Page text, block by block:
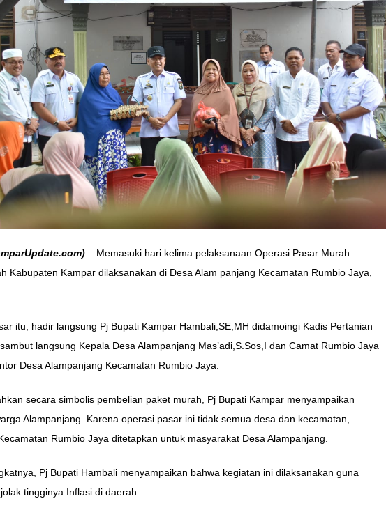
– Memasuki hari kelima pelaksanaan Operasi Pasar Murah
Kabupaten Kampar dilaksanakan di Desa Alam panjang Kecamatan Rumbio Jaya,
itu, hadir langsung Pj Bupati Kampar Hambali,SE,MH didamoingi Kadis Pertanian
langsung Kepala Desa Alampanjang Mas’adi,S.Sos,I dan Camat Rumbio Jaya
Desa Alampanjang Kecamatan Rumbio Jaya.
secara simbolis pembelian paket murah, Pj Bupati Kampar menyampaikan
Alampanjang. Karena operasi pasar ini tidak semua desa dan kecamatan,
Rumbio Jaya ditetapkan untuk masyarakat Desa Alampanjang.
Pj Bupati Hambali menyampaikan bahwa kegiatan ini dilaksanakan guna
tingginya Inflasi di daerah.